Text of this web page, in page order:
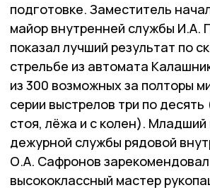
подготовке. Заместитель
майор внутренней службы И.А.
показал лучший результат по
стрельбе из автомата
из 300 возможных за полторы
серии выстрелов три по
стоя, лёжа и с колен). Младший
дежурной службы рядовой
О.А. Сафронов зарекомендовал
высококлассный мастер